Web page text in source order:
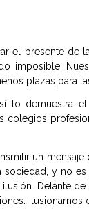
el presente de
imposible.
plazas para
lo demuestra
colegios
un
y no
Delante
ilusionarnos